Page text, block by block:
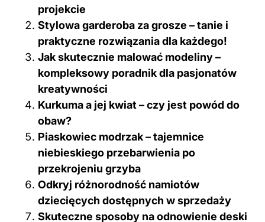
projekcie
Stylowa garderoba za grosze – tanie i
praktyczne rozwiązania dla każdego!
Jak skutecznie malować modeliny –
kompleksowy poradnik dla pasjonatów
kreatywności
Kurkuma a jej kwiat – czy jest powód do
obaw?
Piaskowiec modrzak – tajemnice
niebieskiego przebarwienia po
przekrojeniu grzyba
Odkryj różnorodność namiotów
dziecięcych dostępnych w sprzedaży
Skuteczne sposoby na odnowienie deski